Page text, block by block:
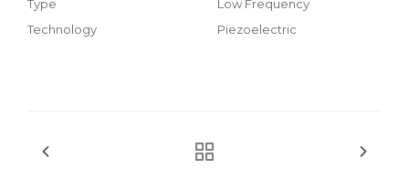
Type
Low Frequency
Technology
Piezoelectric